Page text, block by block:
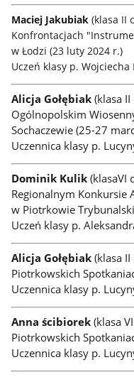
Maciej Jakubiak (klasa II
Konfrontacjach
w Łodzi (23 luty 2024 r.)
Uczeń klasy p. Wojciecha
Alicja Gołębiak (klasa II
Ogólnopolskim
Sochaczewie (25-27
Uczennica klasy p.
Dominik Kulik (klasaVI
Regionalnym Konkursie
w Piotrkowie
Uczeń klasy p.
Alicja Gołębiak (klasa II
Piotrkowskich
Uczennica klasy p.
Anna ścibiorek (klasa
Piotrkowskich
Uczennica klasy p.